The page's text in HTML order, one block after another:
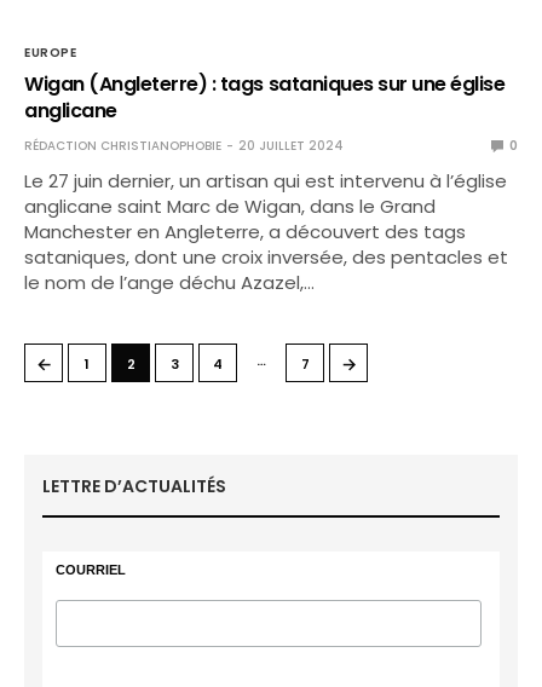
EUROPE
Wigan (Angleterre) : tags sataniques sur une église
anglicane
RÉDACTION CHRISTIANOPHOBIE 20 JUILLET 2024 0
Le 27 juin dernier, un artisan qui est intervenu à l’église
anglicane saint Marc de Wigan, dans le Grand
Manchester en Angleterre, a découvert des tags
sataniques, dont une croix inversée, des pentacles et
le nom de l’ange déchu Azazel,…
← 1 2 3 4 … 7 →
LETTRE D’ACTUALITÉS
COURRIEL